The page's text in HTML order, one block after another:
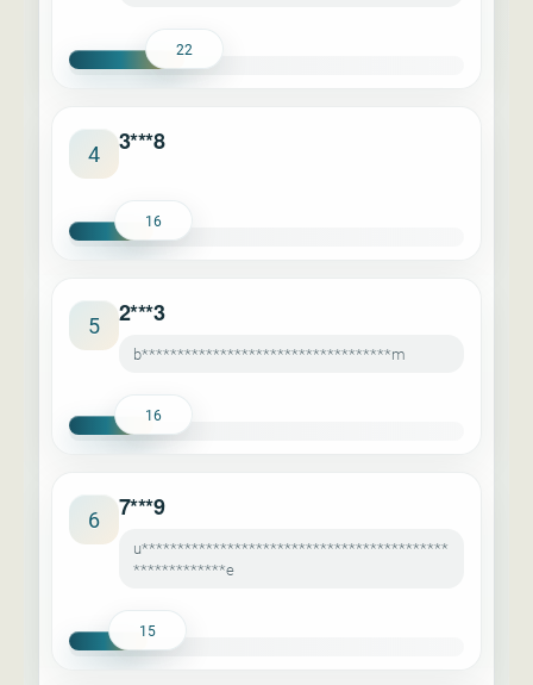
22
4 3***8
16
5 2***3
b***********************************m
16
6 7***9
u*******************************************
*************e
15